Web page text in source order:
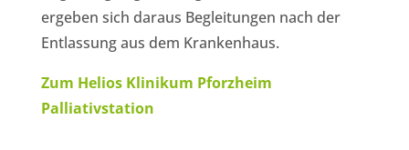
ergeben sich daraus Begleitungen nach der
Entlassung aus dem Krankenhaus.
Zum Helios Klinikum Pforzheim
Palliativstation